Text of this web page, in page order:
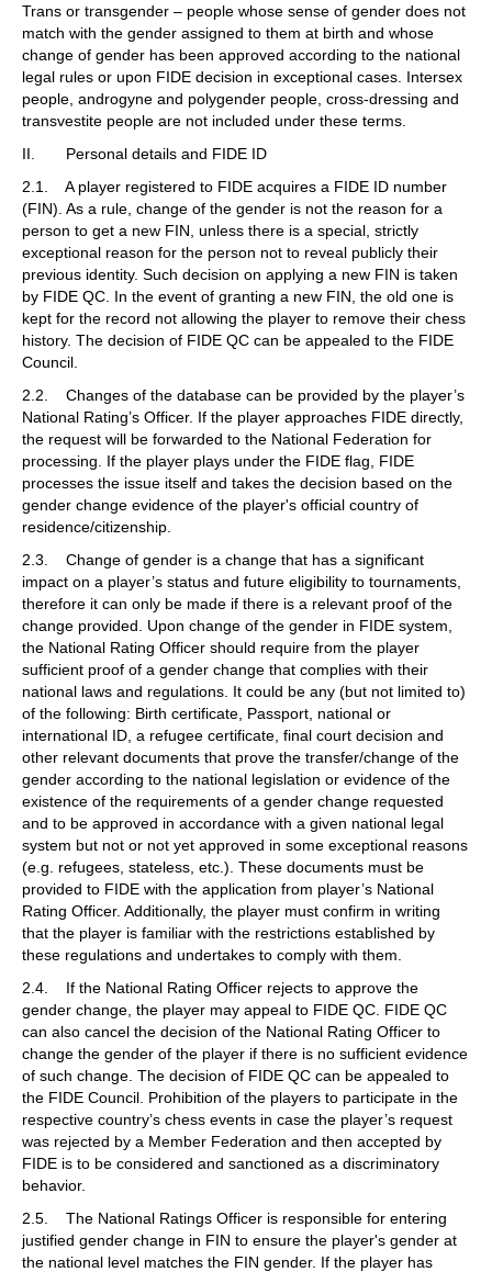
Trans or transgender – people whose sense of gender does not
match with the gender assigned to them at birth and whose
change of gender has been approved according to the national
legal rules or upon FIDE decision in exceptional cases. Intersex
people, androgyne and polygender people, cross-dressing and
transvestite people are not included under these terms.
II. Personal details and FIDE ID
2.1. A player registered to FIDE acquires a FIDE ID number
(FIN). As a rule, change of the gender is not the reason for a
person to get a new FIN, unless there is a special, strictly
exceptional reason for the person not to reveal publicly their
previous identity. Such decision on applying a new FIN is taken
by FIDE QC. In the event of granting a new FIN, the old one is
kept for the record not allowing the player to remove their chess
history. The decision of FIDE QC can be appealed to the FIDE
Council.
2.2. Changes of the database can be provided by the player’s
National Rating’s Officer. If the player approaches FIDE directly,
the request will be forwarded to the National Federation for
processing. If the player plays under the FIDE flag, FIDE
processes the issue itself and takes the decision based on the
gender change evidence of the player's official country of
residence/citizenship.
2.3. Change of gender is a change that has a significant
impact on a player’s status and future eligibility to tournaments,
therefore it can only be made if there is a relevant proof of the
change provided. Upon change of the gender in FIDE system,
the National Rating Officer should require from the player
sufficient proof of a gender change that complies with their
national laws and regulations. It could be any (but not limited to)
of the following: Birth certificate, Passport, national or
international ID, a refugee certificate, final court decision and
other relevant documents that prove the transfer/change of the
gender according to the national legislation or evidence of the
existence of the requirements of a gender change requested
and to be approved in accordance with a given national legal
system but not or not yet approved in some exceptional reasons
(e.g. refugees, stateless, etc.). These documents must be
provided to FIDE with the application from player’s National
Rating Officer. Additionally, the player must confirm in writing
that the player is familiar with the restrictions established by
these regulations and undertakes to comply with them.
2.4. If the National Rating Officer rejects to approve the
gender change, the player may appeal to FIDE QC. FIDE QC
can also cancel the decision of the National Rating Officer to
change the gender of the player if there is no sufficient evidence
of such change. The decision of FIDE QC can be appealed to
the FIDE Council. Prohibition of the players to participate in the
respective country’s chess events in case the player’s request
was rejected by a Member Federation and then accepted by
FIDE is to be considered and sanctioned as a discriminatory
behavior.
2.5. The National Ratings Officer is responsible for entering
justified gender change in FIN to ensure the player's gender at
the national level matches the FIN gender. If the player has